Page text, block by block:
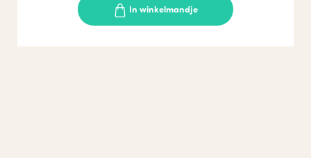
In winkelmandje